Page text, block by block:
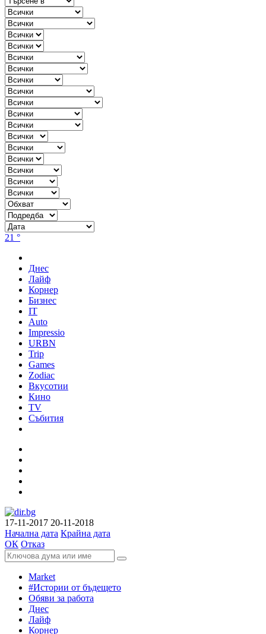
21 °
Днес
Лайф
Корнер
Бизнес
IT
Auto
Impressio
URBN
Trip
Games
Zodiac
Вкусотии
Кино
TV
Събития
17-11-2017 20-11-2018
Начална дата Крайна дата
ОК Отказ
Market
#Истории от бъдещето
Обяви за работа
Днес
Лайф
Корнер